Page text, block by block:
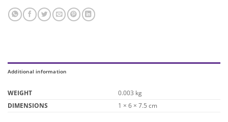
Additional information
WEIGHT
0.003 kg
DIMENSIONS
1 × 6 × 7.5 cm